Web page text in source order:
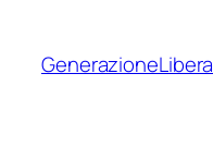
contenuto
GenerazioneLibera